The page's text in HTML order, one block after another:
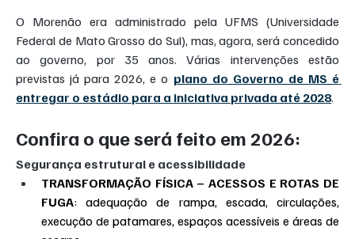
O Morenão era administrado pela UFMS (Universidade
Federal de Mato Grosso do Sul), mas, agora, será concedido
ao governo, por 35 anos. Várias intervenções estão
previstas já para 2026, e o plano do Governo de MS é
entregar o estádio para a iniciativa privada até 2028.
Confira o que será feito em 2026:
Segurança estrutural e acessibilidade
TRANSFORMAÇÃO FÍSICA – ACESSOS E ROTAS DE
FUGA: adequação de rampa, escada, circulações,
execução de patamares, espaços acessíveis e áreas de